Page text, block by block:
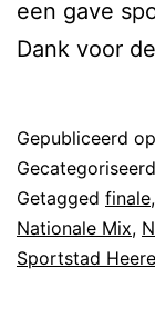
een gave
Dank voor
Gepubliceerd op
Getagged finale,
Nationale Mix,
Sportstad